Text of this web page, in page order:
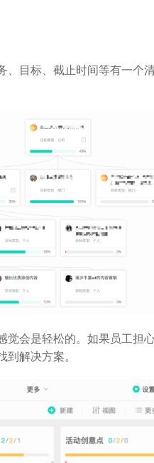
、目标、截止时间等有一个
觉会是轻松的。如果员工担
解决方案。